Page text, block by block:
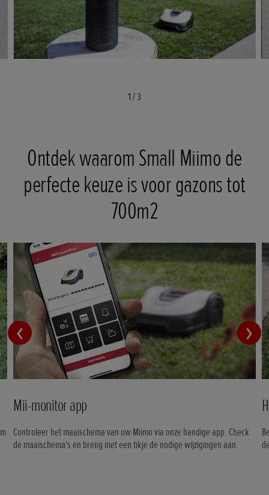
1/3
Ontdek waarom Small Miimo de
perfecte keuze is voor gazons tot
700m2
Mii-monitor app
Controleer het maaischema van uw Miimo via onze handige app. Check
de maaischema's en breng met een tikje de nodige wijzigingen aan.